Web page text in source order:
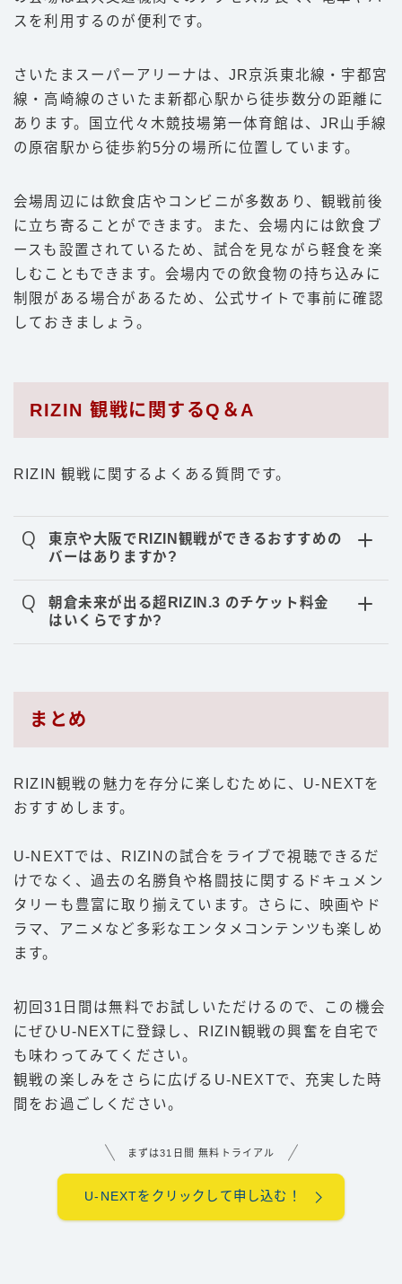
スを利用するのが便利です。
さいたまスーパーアリーナは、JR京浜東北線・宇都宮
線・高崎線のさいたま新都心駅から徒歩数分の距離に
あります。国立代々木競技場第一体育館は、JR山手線
の原宿駅から徒歩約5分の場所に位置しています。
会場周辺には飲食店やコンビニが多数あり、観戦前後
に立ち寄ることができます。また、会場内には飲食ブ
ースも設置されているため、試合を見ながら軽食を楽
しむこともできます。会場内での飲食物の持ち込みに
制限がある場合があるため、公式サイトで事前に確認
しておきましょう。
RIZIN 観戦に関するQ＆A
RIZIN 観戦に関するよくある質問です。
Q
東京や大阪でRIZIN観戦ができるおすすめの
バーはありますか?
Q
朝倉未来が出る超RIZIN.3 のチケット料金
はいくらですか?
まとめ
RIZIN観戦の魅力を存分に楽しむために、U-NEXTを
おすすめします。
U-NEXTでは、RIZINの試合をライブで視聴できるだ
けでなく、過去の名勝負や格闘技に関するドキュメン
タリーも豊富に取り揃えています。さらに、映画やド
ラマ、アニメなど多彩なエンタメコンテンツも楽しめ
ます。
初回31日間は無料でお試しいただけるので、この機会
にぜひU-NEXTに登録し、RIZIN観戦の興奮を自宅で
も味わってみてください。
観戦の楽しみをさらに広げるU-NEXTで、充実した時
間をお過ごしください。
まずは31日間 無料トライアル
U-NEXTをクリックして申し込む！